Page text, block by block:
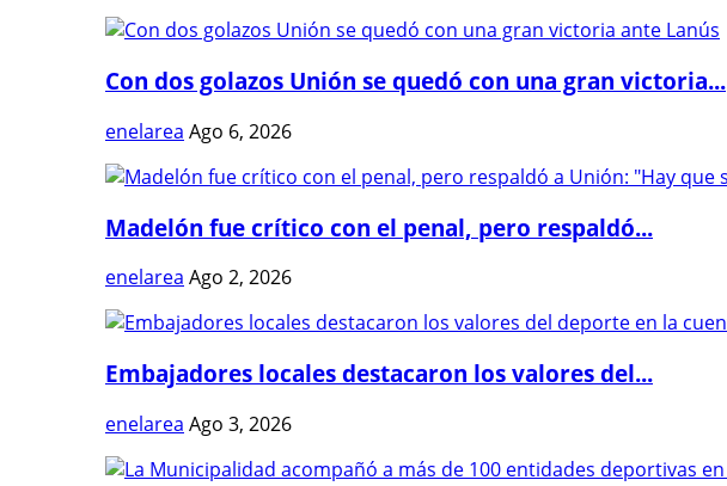
Con dos golazos Unión se quedó con una gran victoria...
enelarea Ago 6, 2026
Madelón fue crítico con el penal, pero respaldó...
enelarea Ago 2, 2026
Embajadores locales destacaron los valores del...
enelarea Ago 3, 2026